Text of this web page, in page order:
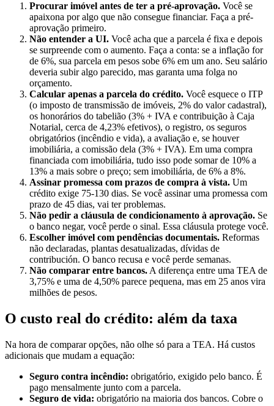
Procurar imóvel antes de ter a pré-aprovação. Você se
apaixona por algo que não consegue financiar. Faça a pré-
aprovação primeiro.
Não entender a UI. Você acha que a parcela é fixa e depois
se surpreende com o aumento. Faça a conta: se a inflação for
de 6%, sua parcela em pesos sobe 6% em um ano. Seu salário
deveria subir algo parecido, mas garanta uma folga no
orçamento.
Calcular apenas a parcela do crédito. Você esquece o ITP
(o imposto de transmissão de imóveis, 2% do valor cadastral),
os honorários do tabelião (3% + IVA e contribuição à Caja
Notarial, cerca de 4,23% efetivos), o registro, os seguros
obrigatórios (incêndio e vida), a avaliação e, se houver
imobiliária, a comissão dela (3% + IVA). Em uma compra
financiada com imobiliária, tudo isso pode somar de 10% a
13% a mais sobre o preço; sem imobiliária, de 6% a 8%.
Assinar promessa com prazos de compra à vista. Um
crédito exige 75-130 dias. Se você assinar uma promessa com
prazo de 45 dias, vai ter problemas.
Não pedir a cláusula de condicionamento à aprovação. Se
o banco negar, você perde o sinal. Essa cláusula protege você.
Escolher imóvel com pendências documentais. Reformas
não declaradas, plantas desatualizadas, dívidas de
contribución. O banco recusa e você perde semanas.
Não comparar entre bancos. A diferença entre uma TEA de
3,75% e uma de 4,50% parece pequena, mas em 25 anos vira
milhões de pesos.
O custo real do crédito: além da taxa
Na hora de comparar opções, não olhe só para a TEA. Há custos
adicionais que mudam a equação:
Seguro contra incêndio: obrigatório, exigido pelo banco. É
pago mensalmente junto com a parcela.
Seguro de vida: obrigatório na maioria dos bancos. Cobre o